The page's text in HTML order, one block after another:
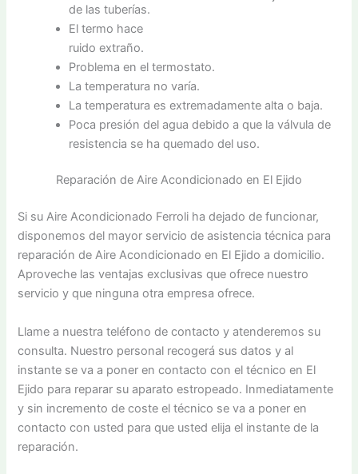
de las tuberías.
El termo hace
ruido extraño.
Problema en el termostato.
La temperatura no varía.
La temperatura es extremadamente alta o baja.
Poca presión del agua debido a que la válvula de
resistencia se ha quemado del uso.
Reparación de Aire Acondicionado en El Ejido
Si su Aire Acondicionado Ferroli ha dejado de funcionar,
disponemos del mayor servicio de asistencia técnica para
reparación de Aire Acondicionado en El Ejido a domicilio.
Aproveche las ventajas exclusivas que ofrece nuestro
servicio y que ninguna otra empresa ofrece.
Llame a nuestra teléfono de contacto y atenderemos su
consulta. Nuestro personal recogerá sus datos y al
instante se va a poner en contacto con el técnico en El
Ejido para reparar su aparato estropeado. Inmediatamente
y sin incremento de coste el técnico se va a poner en
contacto con usted para que usted elija el instante de la
reparación.